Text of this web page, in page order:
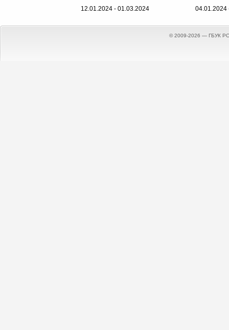
12.01.2024 - 01.03.2024 04.01.2024
© 2009-2026 — ГБУК РО